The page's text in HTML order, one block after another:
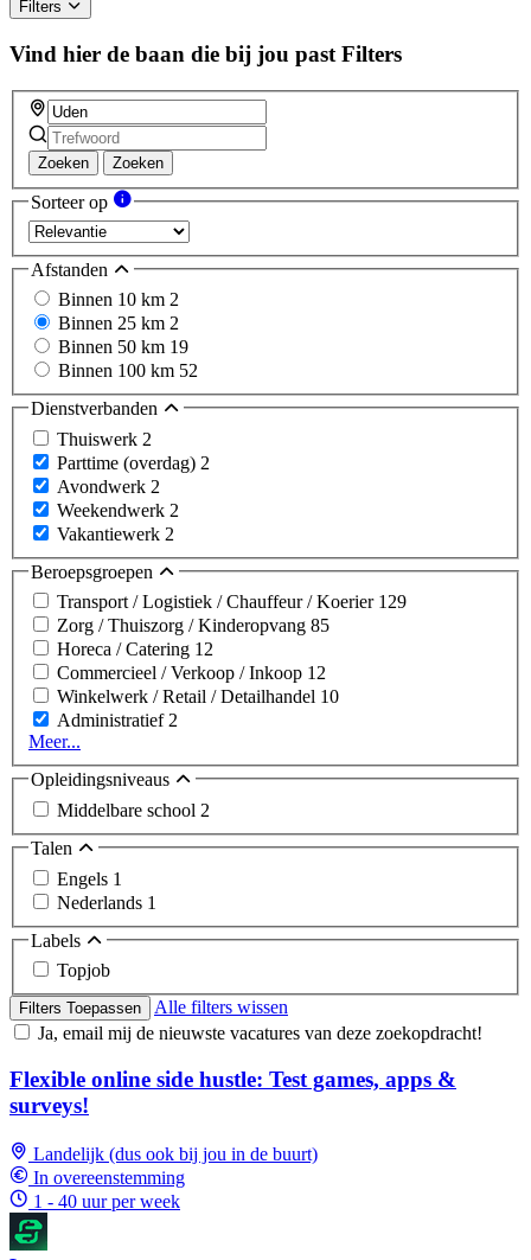
Filters
Vind hier de baan die bij jou past Filters
Zoeken Zoeken
Sorteer op
Afstanden
Binnen 10 km 2
Binnen 25 km 2
Binnen 50 km 19
Binnen 100 km 52
Dienstverbanden
Thuiswerk 2
Parttime (overdag) 2
Avondwerk 2
Weekendwerk 2
Vakantiewerk 2
Beroepsgroepen
Transport / Logistiek / Chauffeur / Koerier 129
Zorg / Thuiszorg / Kinderopvang 85
Horeca / Catering 12
Commercieel / Verkoop / Inkoop 12
Winkelwerk / Retail / Detailhandel 10
Administratief2
Meer...
Opleidingsniveaus
Middelbare school 2
Talen
Engels 1
Nederlands 1
Labels
Topjob
Filters Toepassen
Alle filters wissen
Ja, email mij de nieuwste vacatures van deze zoekopdracht!
Flexible online side hustle: Test games, apps &
surveys!
Landelijk (dus ook bij jou in de buurt)
In overeenstemming
1 - 40 uur per week